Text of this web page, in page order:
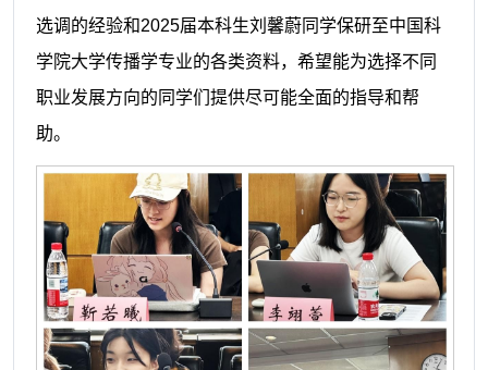
选调的经验和2025届本科生刘馨蔚同学保研至中国科
学院大学传播学专业的各类资料，希望能为选择不同
职业发展方向的同学们提供尽可能全面的指导和帮
助。